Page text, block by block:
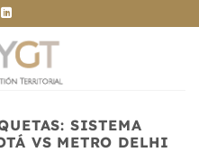
SISTEMA
VS METRO DELHI